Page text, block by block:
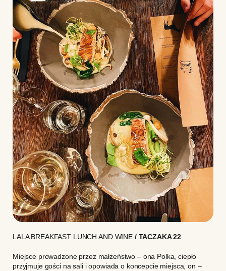
LALA BREAKFAST LUNCH AND WINE/ TACZAKA 22
Miejsce prowadzone przez małżeństwo – ona Polka, ciepło
przyjmuje gości na sali i opowiada o koncepcie miejsca, on –